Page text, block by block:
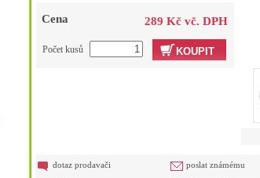
Cena 289 Kč vč. DPH
KOUPIT
Počet kusů
dotaz prodavači poslat známému